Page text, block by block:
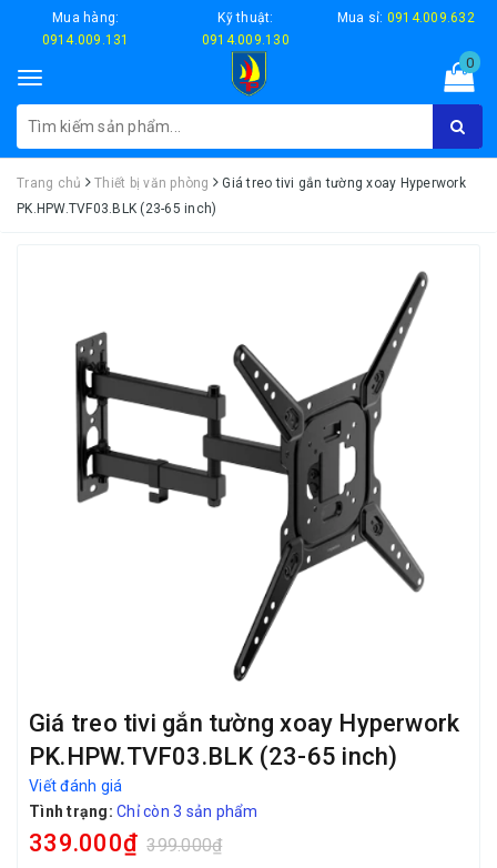
Mua hàng:
0914.009.131
Kỹ thuật:
0914.009.130
Mua sỉ: 0914.009.632
Toggle
navigation
0
Trang chủ Thiết bị văn phòng
Giá treo tivi gắn tường xoay Hyperwork
PK.HPW.TVF03.BLK (23-65 inch)
Giá treo tivi gắn tường xoay Hyperwork
PK.HPW.TVF03.BLK (23-65 inch)
Viết đánh giá
Tình trạng: Chỉ còn 3 sản phẩm
339.000₫ 399.000₫